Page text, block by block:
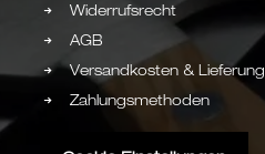
Widerrufsrecht
AGB
Versandkosten & Lieferung
Zahlungsmethoden